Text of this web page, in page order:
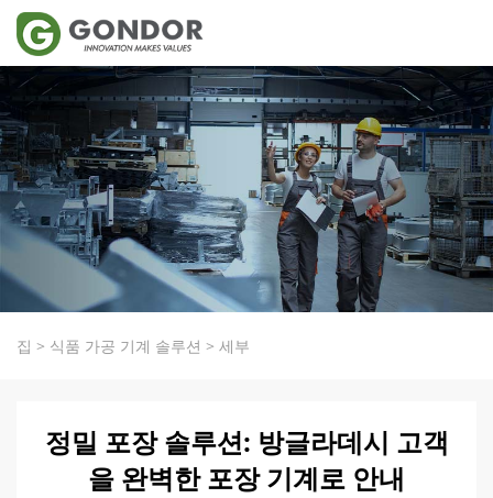
집 > 식품 가공 기계 솔루션 > 세부
정밀 포장 솔루션: 방글라데시 고객
을 완벽한 포장 기계로 안내